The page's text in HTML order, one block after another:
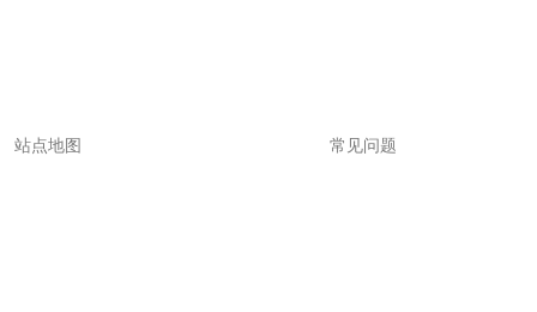
站点地图 常见问题